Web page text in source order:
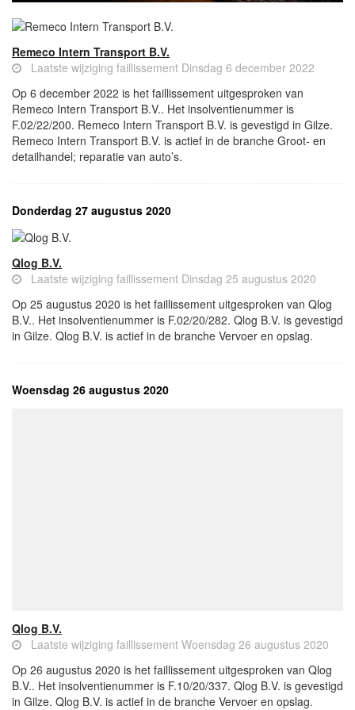
Remeco Intern Transport B.V.
Laatste wijziging faillissement Dinsdag 6 december 2022
Op 6 december 2022 is het faillissement uitgesproken van
Remeco Intern Transport B.V.. Het insolventienummer is
F.02/22/200. Remeco Intern Transport B.V. is gevestigd in Gilze.
Remeco Intern Transport B.V. is actief in de branche Groot- en
detailhandel; reparatie van auto’s.
Donderdag 27 augustus 2020
Qlog B.V.
Laatste wijziging faillissement Dinsdag 25 augustus 2020
Op 25 augustus 2020 is het faillissement uitgesproken van Qlog
B.V.. Het insolventienummer is F.02/20/282. Qlog B.V. is gevestigd
in Gilze. Qlog B.V. is actief in de branche Vervoer en opslag.
Woensdag 26 augustus 2020
Qlog B.V.
Laatste wijziging faillissement Woensdag 26 augustus 2020
Op 26 augustus 2020 is het faillissement uitgesproken van Qlog
B.V.. Het insolventienummer is F.10/20/337. Qlog B.V. is gevestigd
in Gilze. Qlog B.V. is actief in de branche Vervoer en opslag.